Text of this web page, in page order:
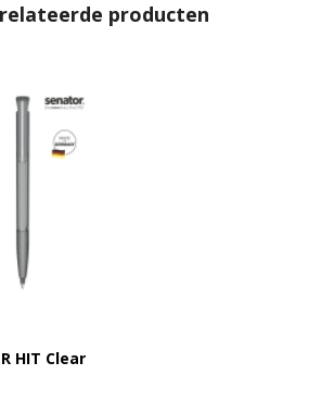
producten
HIT Clear